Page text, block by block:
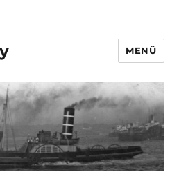
MENÜ